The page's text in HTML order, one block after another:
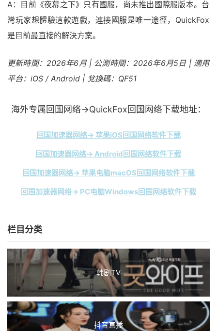
A：目前《夜幕之下》只有國服，尚未推出國際服版本。台
灣玩家想體驗這款遊戲，連接國服是唯一途徑，QuickFox
是目前最直接的解決方案。
更新時間：2026年6月 | 公測時間：2026年6月5日 | 適用
平台：iOS / Android | 兌換碼：QF51
海外专属回国网络→QuickFox回国网络下载地址：
回国加速器网络→ 苹果iOS回国网络软件下载
回国加速器网络→ Android回国网络软件下载
回国加速器网络→ 苹果电脑macOS回国网络软件下载
回国加速器网络→ PC电脑Windows回国网络软件下载
栏目分类
韩剧TV
抖音直播